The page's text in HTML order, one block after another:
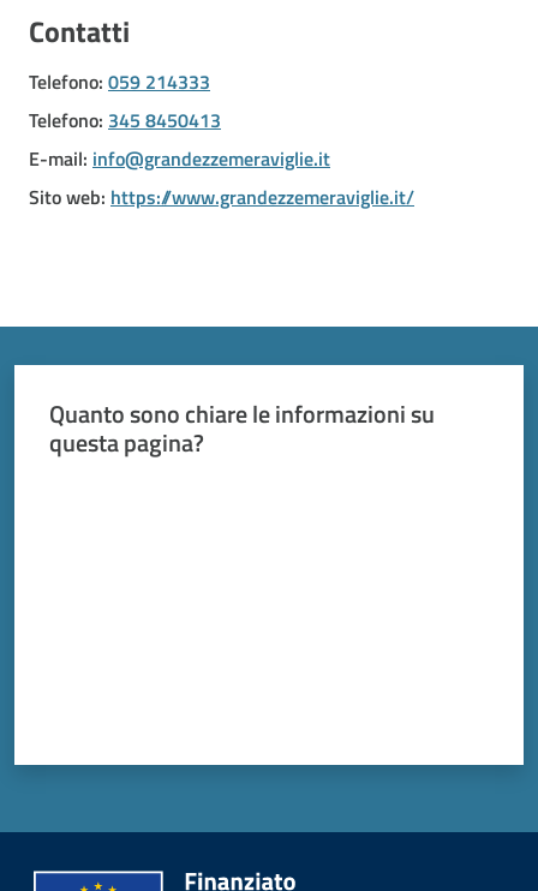
Modena
Argomenti
Contatti
Telefono: 059 214333
Telefono: 345 8450413
E-mail: info@grandezzemeraviglie.it
Sito web: https://www.grandezzemeraviglie.it/
Quanto sono chiare le informazioni su
questa pagina?